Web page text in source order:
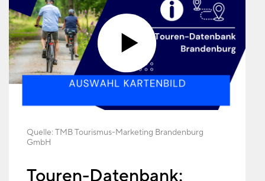
Quelle: TMB Tourismus-Marketing Brandenburg
GmbH
Touren-Datenbank: